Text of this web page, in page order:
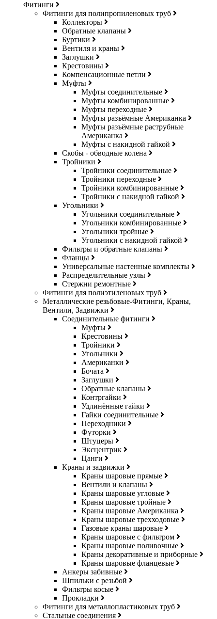
Фитинги
Фитинги для полипропиленовых труб
Коллекторы
Обратные клапаны
Буртики
Вентиля и краны
Заглушки
Крестовины
Компенсационные петли
Муфты
Муфты соединительные
Муфты комбинированные
Муфты переходные
Муфты разъёмные Американка
Муфты разъёмные раструбные
Американка
Муфты с накидной гайкой
Скобы - обводные колена
Тройники
Тройники соединительные
Тройники переходные
Тройники комбинированные
Тройники с накидной гайкой
Угольники
Угольники соединительные
Угольники комбинированные
Угольники тройные
Угольники с накидной гайкой
Фильтры и обратные клапаны
Фланцы
Универсальные настенные комплекты
Распределительные узлы
Стержни ремонтные
Фитинги для полиэтиленовых труб
Металлические резьбовые-Фитинги, Краны,
Вентили, Задвижки
Соединительные фитинги
Муфты
Крестовины
Тройники
Угольники
Американки
Бочата
Заглушки
Обратные клапаны
Контргайки
Удлинённые гайки
Гайки соединительные
Переходники
Футорки
Штуцеры
Эксцентрик
Цанги
Краны и задвижки
Краны шаровые прямые
Вентили и клапаны
Краны шаровые угловые
Краны шаровые тройные
Краны шаровые Американка
Краны шаровые трехходовые
Газовые краны шаровые
Краны шаровые с фильтром
Краны шаровые поливочные
Краны декоративные и приборные
Краны шаровые фланцевые
Анкеры забивные
Шпильки с резьбой
Фильтры косые
Прокладки
Фитинги для металлопластиковых труб
Стальные соединения